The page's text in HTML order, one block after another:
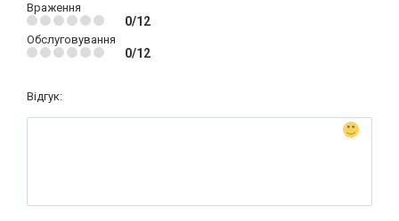
Враження
0/12
Обслуговування
0/12
Відгук: